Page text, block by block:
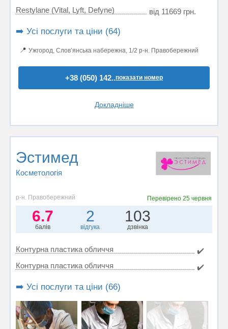
Restylane (Vital, Lyft, Defyne)
від 11669 грн.
➡️ Усі послуги та ціни (64)
📍 Ужгород, Словʼянська набережна, 1/2 р-н. Правобережний
+38 (050) 142..показати номер
Докладніше
Эстимед
Косметологія
р-н. Правобережний Перевірено25 червня
6.7
балів
2
відгука
103
дзвінка
Контурна пластика обличчя
✔️
Контурна пластика обличчя
✔️
➡️ Усі послуги та ціни (66)